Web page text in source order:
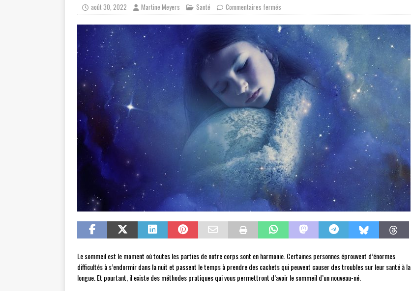
août 30, 2022 Martine Meyers Santé Commentaires fermés
Le sommeil est le moment où toutes les parties de notre corps sont en harmonie. Certaines personnes éprouvent d’énormes
difficultés à s’endormir dans la nuit et passent le temps à prendre des cachets qui peuvent causer des troubles sur leur santé à la
longue. Et pourtant, il existe des méthodes pratiques qui vous permettront d’avoir le sommeil d’un nouveau-né.